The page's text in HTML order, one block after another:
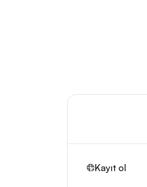
Kayıt ol